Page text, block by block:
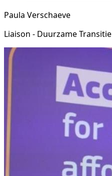
Paula Verschaeve
Liaison - Duurzame Transitie